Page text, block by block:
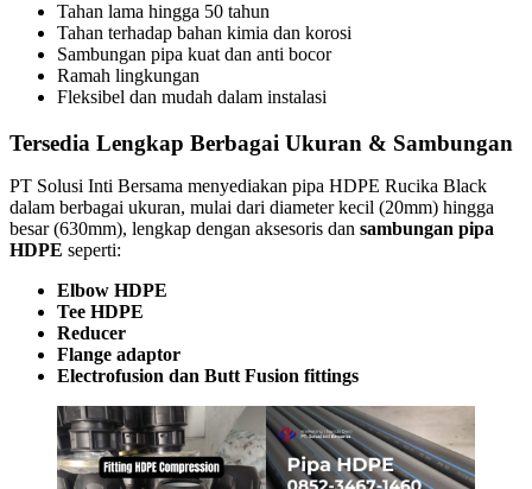
Tahan lama hingga 50 tahun
Tahan terhadap bahan kimia dan korosi
Sambungan pipa kuat dan anti bocor
Ramah lingkungan
Fleksibel dan mudah dalam instalasi
Tersedia Lengkap Berbagai Ukuran & Sambungan
PT Solusi Inti Bersama menyediakan pipa HDPE Rucika Black
dalam berbagai ukuran, mulai dari diameter kecil (20mm) hingga
besar (630mm), lengkap dengan aksesoris dan sambungan pipa
HDPE seperti:
Elbow HDPE
Tee HDPE
Reducer
Flange adaptor
Electrofusion dan Butt Fusion fittings